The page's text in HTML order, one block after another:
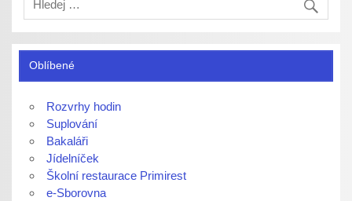
Oblíbené
Rozvrhy hodin
Suplování
Bakaláři
Jídelníček
Školní restaurace Primirest
e-Sborovna